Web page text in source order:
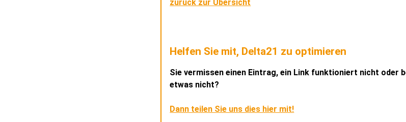
zurück zur Übersicht
Helfen Sie mit, Delta21 zu optimieren
Sie vermissen einen Eintrag, ein Link funktioniert nicht oder
etwas nicht?
Dann teilen Sie uns dies hier mit!